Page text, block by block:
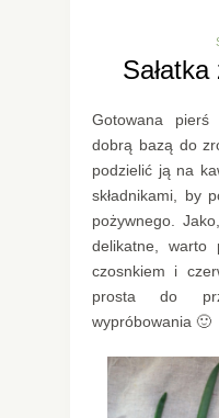
Gotowana
dobrą bazą do
podzielić ją na
składnikami, by
pożywnego.
delikatne, warto
czosnkiem i
prosta do
wypróbowania 🙂